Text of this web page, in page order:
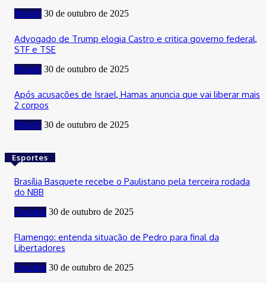
Mundo 30 de outubro de 2025
Advogado de Trump elogia Castro e critica governo federal,
STF e TSE
Mundo 30 de outubro de 2025
Após acusações de Israel, Hamas anuncia que vai liberar mais
2 corpos
Mundo 30 de outubro de 2025
Esportes
Brasília Basquete recebe o Paulistano pela terceira rodada
do NBB
Esportes 30 de outubro de 2025
Flamengo: entenda situação de Pedro para final da
Libertadores
Esportes 30 de outubro de 2025